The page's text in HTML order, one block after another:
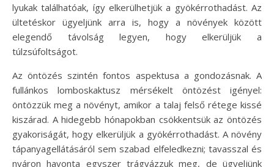
lyukak találhatóak, így elkerülhetjük a gyökérrothadást. Az
ültetéskor ügyeljünk arra is, hogy a növények között
elegendő távolság legyen, hogy elkerüljük a
túlzsúfoltságot.
Az öntözés szintén fontos aspektusa a gondozásnak. A
fullánkos lomboskaktusz mérsékelt öntözést igényel:
öntözzük meg a növényt, amikor a talaj felső rétege kissé
kiszárad. A hidegebb hónapokban csökkentsük az öntözés
gyakoriságát, hogy elkerüljük a gyökérrothadást. A növény
tápanyagellátásáról sem szabad elfeledkezni; tavasszal és
nyáron havonta egyszer trágyázzuk meg, de ügyeljünk